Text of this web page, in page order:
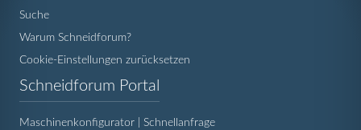
Suche
Warum Schneidforum?
Cookie-Einstellungen zurücksetzen
Schneidforum Portal
Maschinenkonfigurator | Schnellanfrage